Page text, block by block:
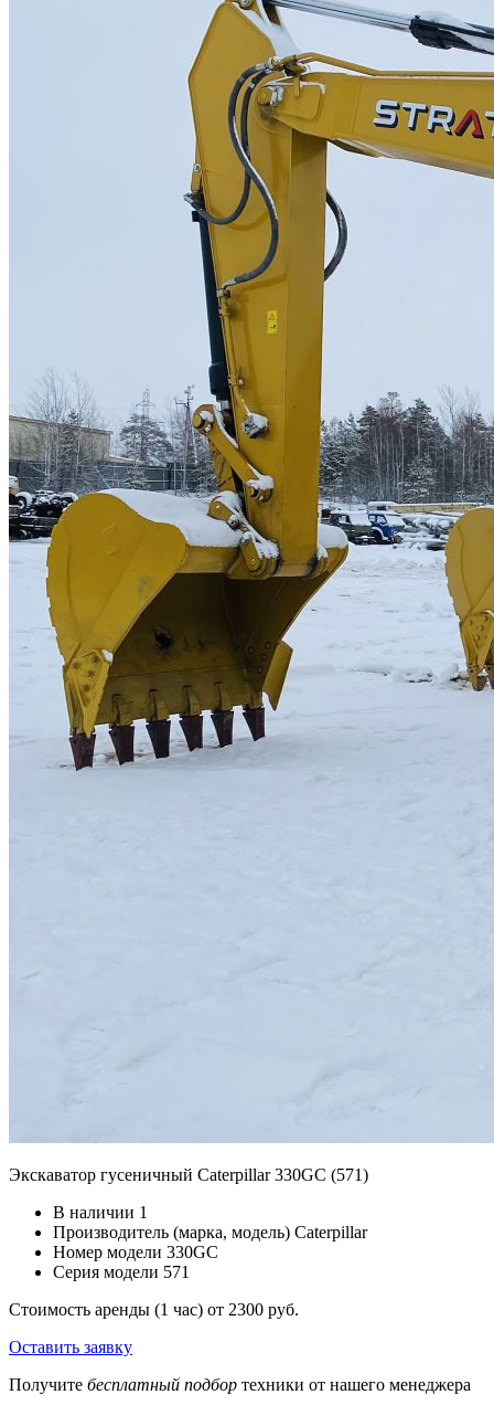
Экскаватор гусеничный Caterpillar 330GC (571)
В наличии 1
Производитель (марка, модель) Caterpillar
Номер модели 330GC
Серия модели 571
Стоимость аренды (1 час) от 2300 руб.
Оставить заявку
Получите бесплатный подбор техники от нашего менеджера